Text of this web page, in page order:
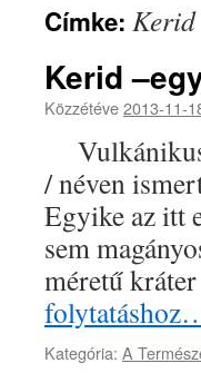
Címke: Kerid
Kerid
Közzétéve2013-11-
/ néven
Egyike az itt
sem
méretű
Kategória: A